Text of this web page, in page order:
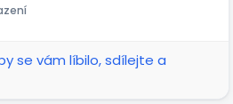
se vám líbilo, sdílejte a